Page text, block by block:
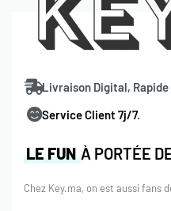
LE FUNÀ PORTÉE
Chez Key.ma, on est aussi fans
Livraison Digital, Rapide
Service Client 7j/7.